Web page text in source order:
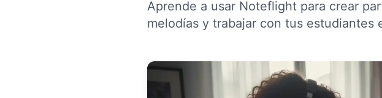
Aprende a usar Noteflight para crear
melodías y trabajar con tus estudiantes